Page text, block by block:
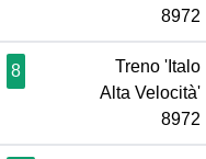
8972
8
Treno 'Italo
Alta Velocità'
8972